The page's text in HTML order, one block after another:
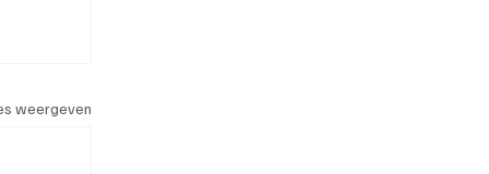
weergeven